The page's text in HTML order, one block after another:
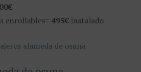
enrollables= 495€ instalado